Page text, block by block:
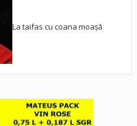
La taifas cu coana moașă